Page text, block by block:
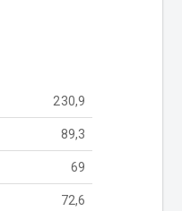
230,9
89,3
69
72,6